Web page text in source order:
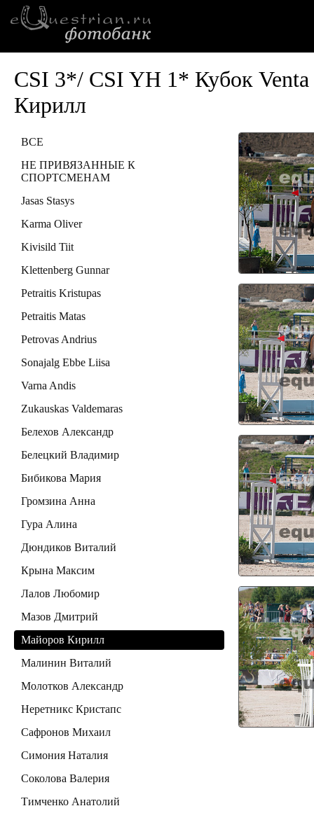
CSI 3*/ CSI YH 1* Кубок Venta
Кирилл
ВСЕ
НЕ ПРИВЯЗАННЫЕ К
СПОРТСМЕНАМ
Jasas Stasys
Karma Oliver
Kivisild Tiit
Klettenberg Gunnar
Petraitis Kristupas
Petraitis Matas
Petrovas Andrius
Sonajalg Ebbe Liisa
Varna Andis
Zukauskas Valdemaras
Белехов Александр
Белецкий Владимир
Бибикова Мария
Громзина Анна
Гура Алина
Дюндиков Виталий
Крына Максим
Лалов Любомир
Мазов Дмитрий
Майоров Кирилл
Малинин Виталий
Молотков Александр
Неретникс Кристапс
Сафронов Михаил
Симония Наталия
Соколова Валерия
Тимченко Анатолий